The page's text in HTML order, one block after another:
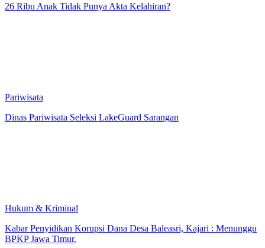
26 Ribu Anak Tidak Punya Akta Kelahiran?
Pariwisata
Dinas Pariwisata Seleksi LakeGuard Sarangan
Hukum & Kriminal
Kabar Penyidikan Korupsi Dana Desa Baleasri, Kajari : Menunggu
BPKP Jawa Timur.